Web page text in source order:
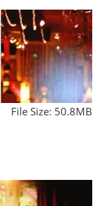
File Size: 50.8MB